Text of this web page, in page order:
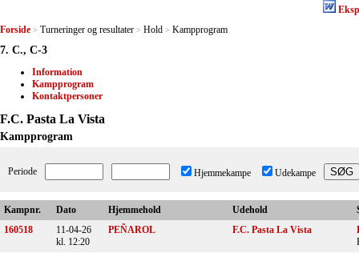
Forside > Turneringer og resultater > Hold > Kampprogram
7. C., C-3
Information
Kampprogram
Kontaktpersoner
F.C. Pasta La Vista
Kampprogram
Periode Hjemmekampe Udekampe
Kampnr. Dato Hjemmehold Udehold
160518
11-04-26
kl. 12:20
PEÑAROL F.C. Pasta La Vista